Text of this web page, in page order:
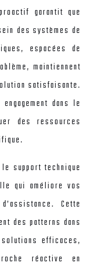
garantit que
des systèmes de
espacées de
maintiennent
satisfaisante.
dans le
des ressources
support technique
qui améliore vos
Cette
des patterns dans
efficaces,
réactive en